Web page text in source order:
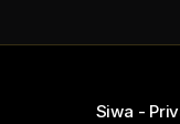
Siwa -